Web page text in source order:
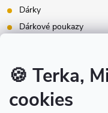
🍪 Terka,
cookies
Dárky
Dárkové poukazy
Instagram